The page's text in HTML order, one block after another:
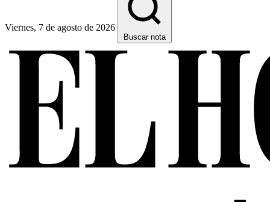
Viernes, 7 de agosto de 2026
Buscar nota